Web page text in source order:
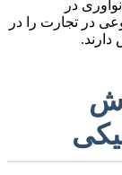
در
در تجارت را در